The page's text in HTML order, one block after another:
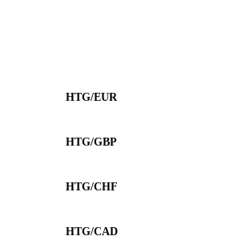
HTG/EUR
HTG/GBP
HTG/CHF
HTG/CAD